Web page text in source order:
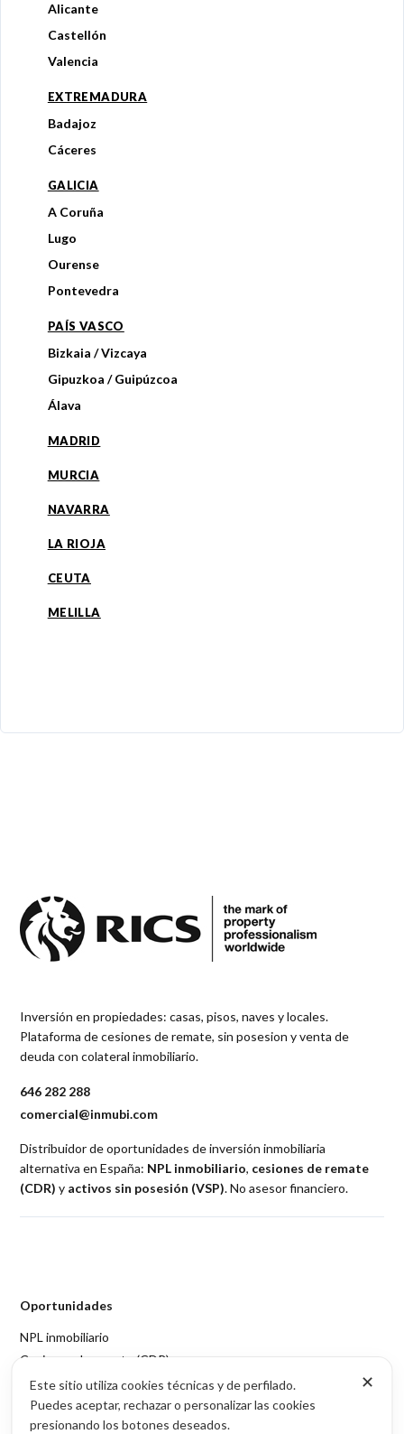
Alicante
Castellón
Valencia
EXTREMADURA
Badajoz
Cáceres
GALICIA
A Coruña
Lugo
Ourense
Pontevedra
PAÍS VASCO
Bizkaia / Vizcaya
Gipuzkoa / Guipúzcoa
Álava
MADRID
MURCIA
NAVARRA
LA RIOJA
CEUTA
MELILLA
Inversión en propiedades: casas, pisos, naves y locales.
Plataforma de cesiones de remate, sin posesion y venta de
deuda con colateral inmobiliario.
646 282 288
comercial@inmubi.com
Distribuidor de oportunidades de inversión inmobiliaria
alternativa en España: NPL inmobiliario, cesiones de remate
(CDR) y activos sin posesión (VSP). No asesor financiero.
Oportunidades
NPL inmobiliario
Cesiones de remate (CDR)
Activos sin posesión (VSP)
Acceso por provincia
✕
Este sitio utiliza cookies técnicas y de perfilado.
Puedes aceptar, rechazar o personalizar las cookies
presionando los botones deseados.